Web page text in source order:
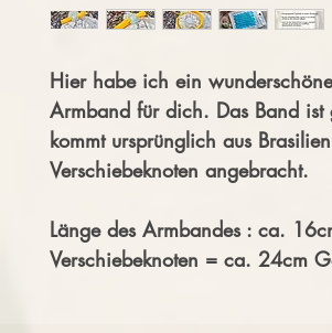
Hier habe ich ein
Armband für dich. Das Band ist
kommt ursprünglich aus
Verschiebeknoten angebracht.
Länge des Armbandes : ca.
Verschiebeknoten = ca. 24cm